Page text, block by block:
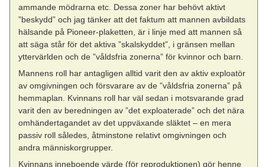
ammande mödrarna etc. Dessa zoner har behövt aktivt
”beskydd” och jag tänker att det faktum att mannen avbildats
hälsande på Pioneer-plaketten, är i linje med att mannen så
att säga står för det aktiva ”skalskyddet”, i gränsen mellan
yttervärlden och de ”våldsfria zonerna” för kvinnor och barn.
Mannens roll har antagligen alltid varit den av aktiv exploatör
av omgivningen och försvarare av de ”våldsfria zonerna” på
hemmaplan. Kvinnans roll har väl sedan i motsvarande grad
varit den av beredningen av ”det exploaterade” och det nära
omhändertagandet av det uppväxande släktet – en mera
passiv roll således, åtminstone relativt omgivningen och
andra människorgrupper.
Kvinnans inneboende värde (för reproduktionen) gör henne